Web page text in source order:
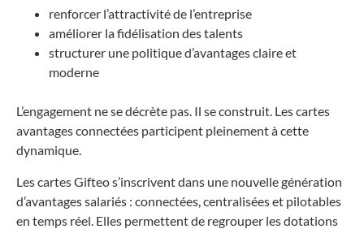
renforcer l’attractivité de l’entreprise
améliorer la fidélisation des talents
structurer une politique d’avantages claire et
moderne
L’engagement ne se décrète pas. Il se construit. Les cartes
avantages connectées participent pleinement à cette
dynamique.
Les cartes Gifteo s’inscrivent dans une nouvelle génération
d’avantages salariés : connectées, centralisées et pilotables
en temps réel. Elles permettent de regrouper les dotations